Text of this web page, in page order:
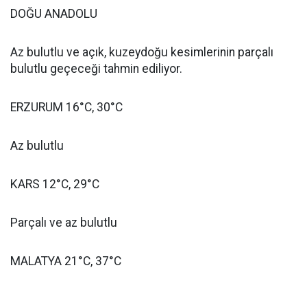
DOĞU ANADOLU
Az bulutlu ve açık, kuzeydoğu kesimlerinin parçalı
bulutlu geçeceği tahmin ediliyor.
ERZURUM 16°C, 30°C
Az bulutlu
KARS 12°C, 29°C
Parçalı ve az bulutlu
MALATYA 21°C, 37°C